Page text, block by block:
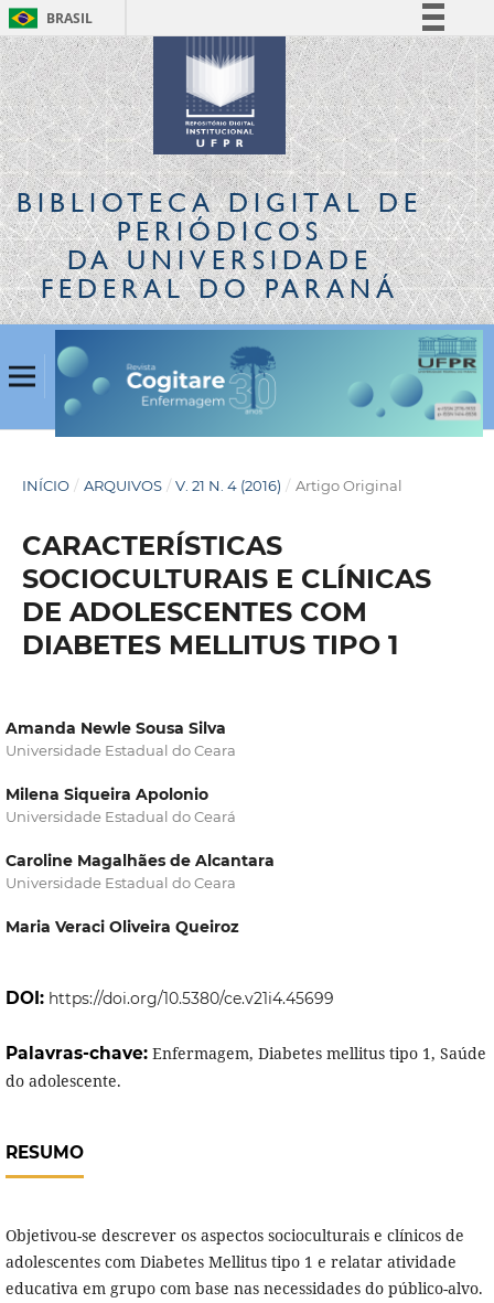
BRASIL
Simplifique!
Comunica BR
Participe
Acesso à informação
Legislação
Canais
BIBLIOTECA DIGITALDE
PERIÓDICOS
DA UNIVERSIDADE
FEDERAL DO PARANÁ
INÍCIO / ARQUIVOS / V. 21 N. 4 (2016) / Artigo Original
CARACTERÍSTICAS
SOCIOCULTURAIS E CLÍNICAS
DE ADOLESCENTES COM
DIABETES MELLITUS TIPO 1
Amanda Newle Sousa Silva
Universidade Estadual do Ceara
Milena Siqueira Apolonio
Universidade Estadual do Ceará
Caroline Magalhães de Alcantara
Universidade Estadual do Ceara
Maria Veraci Oliveira Queiroz
DOI: https://doi.org/10.5380/ce.v21i4.45699
Palavras-chave: Enfermagem, Diabetes mellitus tipo 1, Saúde
do adolescente.
RESUMO
Objetivou-se descrever os aspectos socioculturais e clínicos de
adolescentes com Diabetes Mellitus tipo 1 e relatar atividade
educativa em grupo com base nas necessidades do público-alvo.